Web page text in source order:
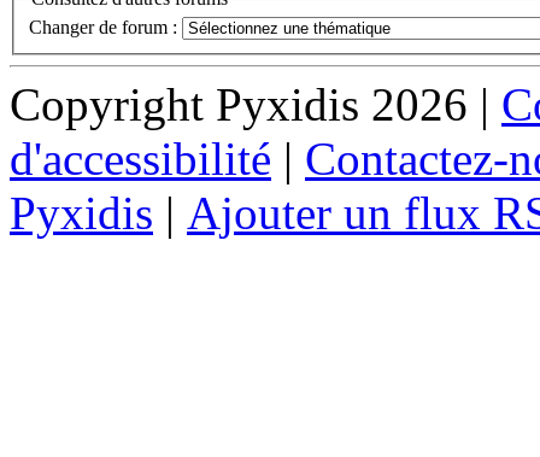
Changer de forum :
Copyright Pyxidis 2026 |
d'accessibilité | Contactez-
Pyxidis | Ajouter un flux